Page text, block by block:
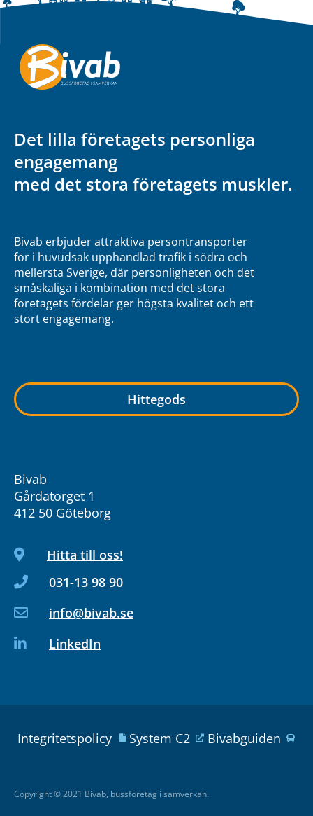
Det lilla företagets personliga
engagemang
med det stora företagets muskler.
Bivab erbjuder attraktiva persontransporter
för i huvudsak upphandlad trafik i södra och
mellersta Sverige, där personligheten och det
småskaliga i kombination med det stora
företagets fördelar ger högsta kvalitet och ett
stort engagemang.
Hittegods
Bivab
Gårdatorget 1
412 50 Göteborg
Hitta till oss!
031-13 98 90
info@bivab.se
LinkedIn
Copyright © 2021 Bivab, bussföretag i samverkan.
Integritetspolicy System C2 Bivabguiden